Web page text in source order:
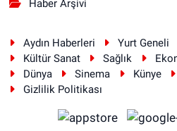
Haber Arşivi
Aydın Haberleri Yurt Geneli
Kültür Sanat
Sağlık
Dünya
Sinema Künye
Gizlilik Politikası